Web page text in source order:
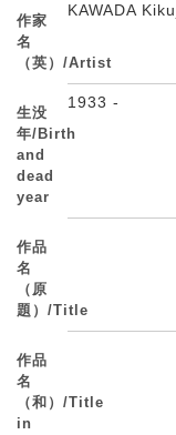
作家
名
（英）/Artist
KAWADA
生没
年/Birth
and
dead
year
1933 -
作品
名
（原
題）/Title
作品
名
（和）/Title
in